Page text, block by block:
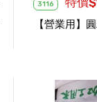
3116
【營業用】